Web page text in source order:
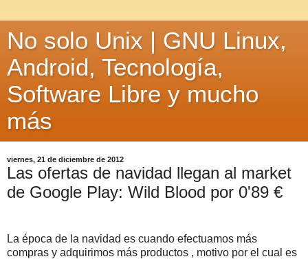
No solo Unix | GNU Linux,
Android, Tecnología,
Software Libre y mucho
más
viernes, 21 de diciembre de 2012
Las ofertas de navidad llegan al market
de Google Play: Wild Blood por 0'89 €
La época de la navidad es cuando efectuamos más
compras y adquirimos más productos , motivo por el cual es